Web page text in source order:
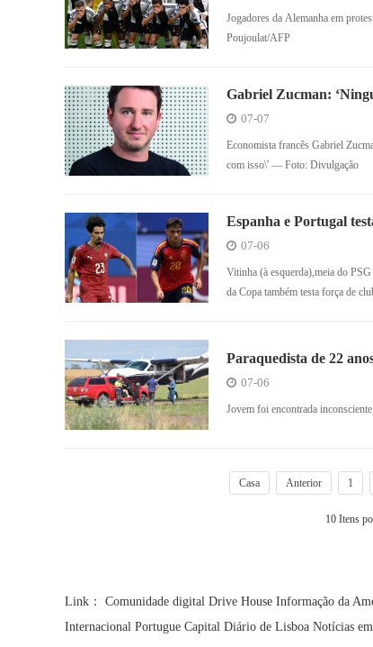
Jogadores da Alemanha em
Poujoulat/AFP
Gabriel Zucman:
média’, diz economista
07-07
Economista francês Gabriel
com isso\' — Foto: Divulgação
Espanha e Portugal
do Mundo
07-06
Vitinha (à esquerda),meia do
da Copa também testa força de
Paraquedista de 22
07-06
Jovem foi encontrada
Casa Anterior 1
10 Itens
Link： Comunidade digital Drive House Informação da
Internacional Portugue Capital Diário de Lisboa Notícias